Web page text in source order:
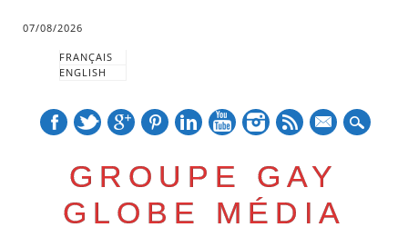
07/08/2026
FRANÇAIS
ENGLISH
GROUPE GAY
GLOBE MÉDIA